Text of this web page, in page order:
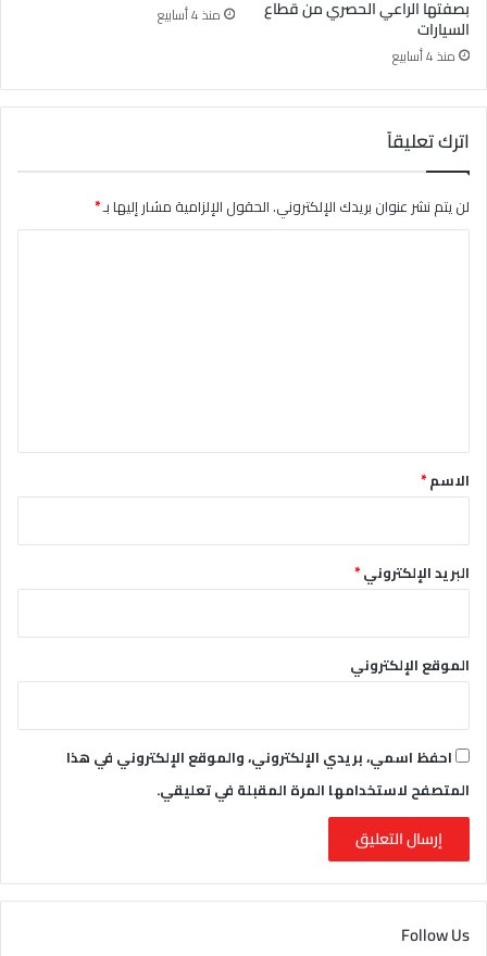
بصفتها الراعي الحصري من قطاع
السيارات
منذ 4 أسابيع
منذ 4 أسابيع
اترك تعليقاً
لن يتم نشر عنوان بريدك الإلكتروني.الحقول الإلزامية مشار إليها بـ*
*الاسم*
البريد الإلكتروني*
الموقع الإلكتروني
احفظ اسمي، بريدي الإلكتروني، والموقع الإلكتروني في هذا
المتصفح لاستخدامها المرة المقبلة في تعليقي.
Follow Us